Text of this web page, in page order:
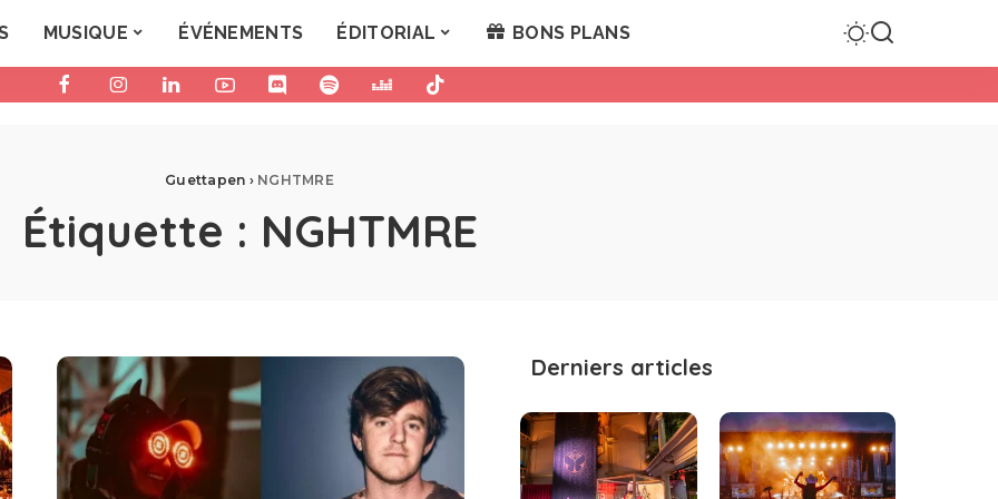
MUSIQUE ÉVÉNEMENTS ÉDITORIAL BONS PLANS
Guettapen › NGHTMRE
Étiquette : NGHTMRE
Derniers articles